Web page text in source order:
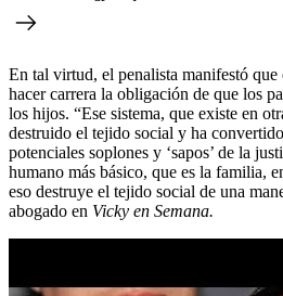
En tal virtud, el penalista manifestó
hacer carrera la obligación de que los
los hijos. “Ese sistema, que existe en
destruido el tejido social y ha
potenciales soplones y ‘sapos’ de la
humano más básico, que es la familia,
eso destruye el tejido social de una
abogado en Vicky en Semana.